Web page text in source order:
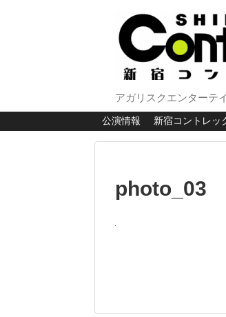
アガリスクエンターテ
公演情報 新宿コントレッ
photo_03